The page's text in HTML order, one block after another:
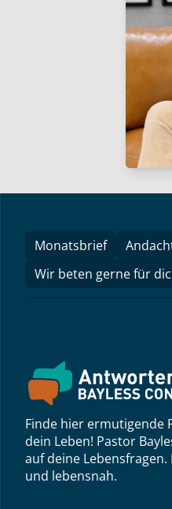
Monatsbrief
Wir beten gerne für
Finde hier ermutigende
dein Leben! Pastor
auf deine
und lebensnah.